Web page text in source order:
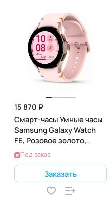
15 870 ₽
Смарт-часы Умные часы
Samsung Galaxy Watch
FE, Розовое золото,
40мм
Под заказ
Заказать